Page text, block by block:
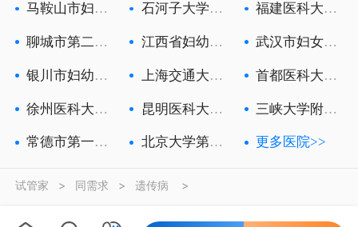
马鞍山市妇幼
石河子大学医
福建医科大学
聊城市第二人
江西省妇幼保
武汉市妇女儿
银川市妇幼保
上海交通大学
首都医科大学
徐州医科大学
昆明医科大学
三峡大学附属
常德市第一人
北京大学第三
更多医院>>
试管家 > 同需求 > 遗传病 >